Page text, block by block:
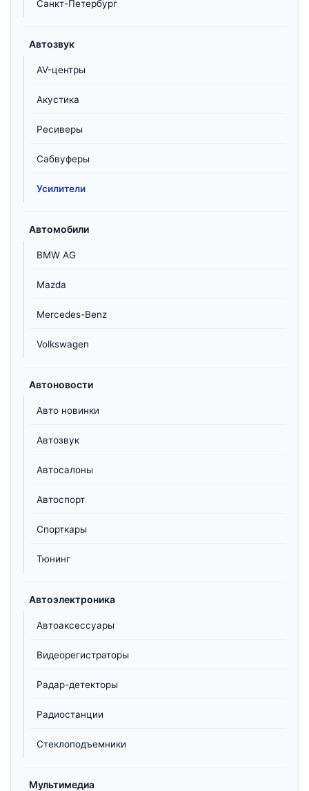
Санкт-Петербург
Автозвук
AV-центры
Акустика
Ресиверы
Сабвуферы
Усилители
Автомобили
BMW AG
Mazda
Mercedes-Benz
Volkswagen
Автоновости
Авто новинки
Автозвук
Автосалоны
Автоспорт
Спорткары
Тюнинг
Автоэлектроника
Автоаксессуары
Видеорегистраторы
Радар-детекторы
Радиостанции
Стеклоподъемники
Мультимедиа